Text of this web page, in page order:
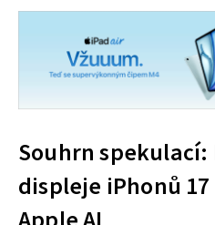
Souhrn spekulací:
displeje iPhonů